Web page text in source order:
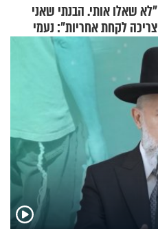
"לא שאלו אותי. הבנתי שאני
צריכה לקחת אחריות": נעמי
בנט בריאיון אישי